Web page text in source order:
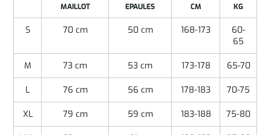
MAILLOT
EPAULES
CM
KG
S 70 cm 50 cm 168-173
60-
65
M 73 cm 53 cm 173-178 65-70
L 76 cm 56 cm 178-183 70-75
XL 79 cm 59 cm 183-188 75-80